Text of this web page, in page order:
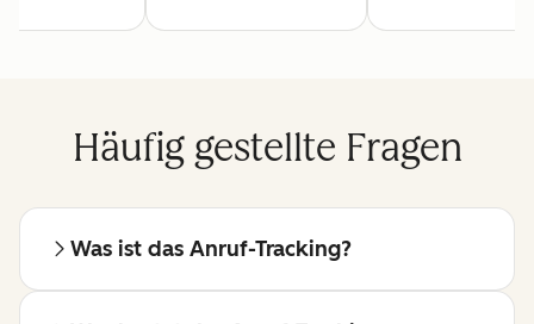
Häufig gestellte Fragen
Was ist das Anruf-Tracking?